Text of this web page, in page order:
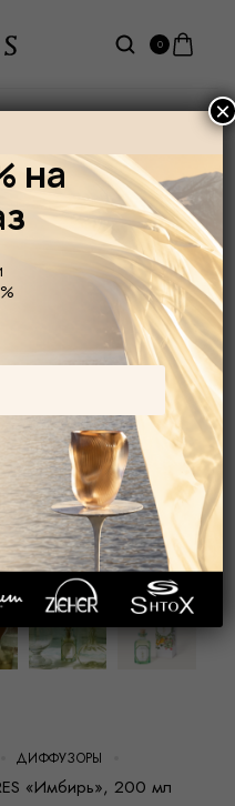
0
ДИФФУЗОРЫ
«Имбирь», 200 мл
на
×